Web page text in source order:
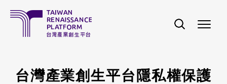
台灣產業創生平台隱私權保護